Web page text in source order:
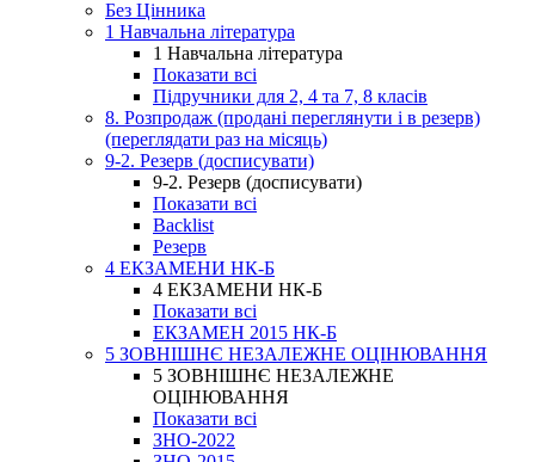
Без Цінника
1 Навчальна література
1 Навчальна література
Показати всі
Підручники для 2, 4 та 7, 8 класів
8. Розпродаж (продані переглянути і в резерв)
(переглядати раз на місяць)
9-2. Резерв (досписувати)
9-2. Резерв (досписувати)
Показати всі
Backlist
Резерв
4 ЕКЗАМЕНИ НК-Б
4 ЕКЗАМЕНИ НК-Б
Показати всі
ЕКЗАМЕН 2015 НК-Б
5 ЗОВНІШНЄ НЕЗАЛЕЖНЕ ОЦІНЮВАННЯ
5 ЗОВНІШНЄ НЕЗАЛЕЖНЕ
ОЦІНЮВАННЯ
Показати всі
ЗНО-2022